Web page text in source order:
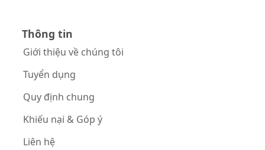
Thông tin
Giới thiệu về chúng tôi
Tuyển dụng
Quy định chung
Khiếu nại & Góp ý
Liên hệ